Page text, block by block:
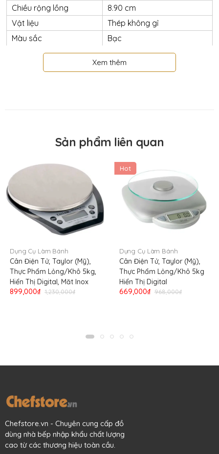
Chiều rộng lồng
8.90 cm
Vật liệu
Thép không gỉ
Màu sắc
Bạc
Đặc điểm sản phẩm
Sợi dày, khả năng đàn hồi tốt
Cấu tạo chắc chắn
Sử dụng hiệu quả nhất
Đánh trộn bột đậm đặc
Trộn hỗn hợp sốt, trứng, sô-
Mô tả sản phẩm
của bạn với chiếc phới lồng chuyên nghiệp bằng thép
không gỉ dài 56 cm đến từ Vollrath Jacob's Pride, Hoa kỳ
này bạn nhé.
Xem thêm
Sản phẩm liên quan
Dụng Cụ Làm Bánh
Cân Điện Tử, Taylor (Mỹ),
Thực Phẩm Lỏng/Khô 5kg,
Hiển Thị Digital, Măt Inox
899,000₫ 1,230,000₫
Hot
Dụng Cụ Làm Bánh
Cân Điện Tử, Taylor (Mỹ),
Thực Phẩm Lỏng/Khô 5kg
Hiển Thị Digital
669,000₫ 968,000₫
Chefstore.vn - Chuyên cung cấp đồ
dùng nhà bếp nhập khẩu chất lượng
cao từ các thương hiệu toàn cầu.